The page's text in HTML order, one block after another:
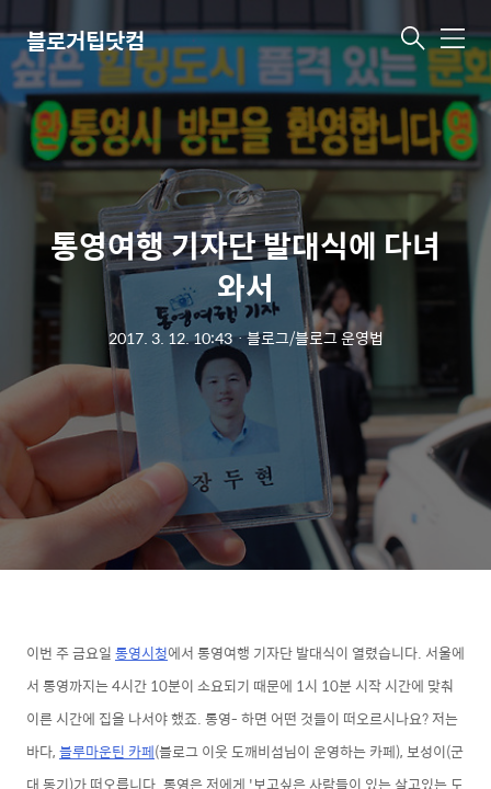
블로거팁닷컴 메
뉴
통영여행 기자단 발대식에 다녀
와서
2017. 3. 12. 10:43ㆍ블로그/블로그 운영법
이번 주 금요일통영시청에서 통영여행 기자단 발대식이 열렸습니다. 서울에
서 통영까지는 4시간 10분이 소요되기 때문에 1시 10분 시작 시간에 맞춰
이른 시간에 집을 나서야 했죠. 통영- 하면 어떤 것들이 떠오르시나요? 저는
바다,블루마운틴 카페(블로그 이웃 도깨비섬님이 운영하는 카페), 보성이(군
대 동기)가 떠오릅니다. 통영은 저에게 '보고싶은 사람들이 있는 살고있는 도